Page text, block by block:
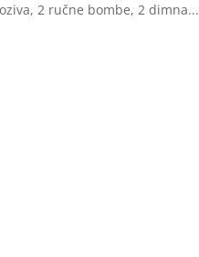
2 ručne bombe, 2 dimna...